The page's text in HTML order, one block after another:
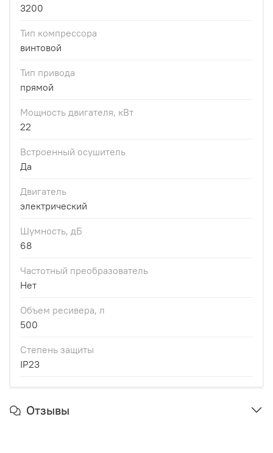
3200
Тип компрессора
винтовой
Тип привода
прямой
Мощность двигателя, кВт
22
Встроенный осушитель
Да
Двигатель
электрический
Шумность, дБ
68
Частотный преобразователь
Нет
Объем ресивера, л
500
Степень защиты
IP23
Отзывы